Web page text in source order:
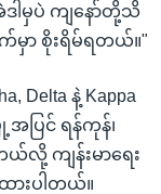
ါမှပဲ ကျနော်တို့သိ
မှာ စိုးရိမ်ရတယ်။"
Delta နဲ့ Kappa
ပြင် ရန်ကုန်၊
ယ်လို့ ကျန်းမာရေး
ားပါတယ်။